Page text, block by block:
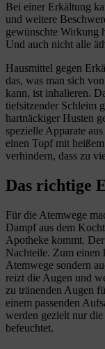
Bei einer Erkältung
und weitere
gewünschte Wirkung
Und auch nicht alle
Hausmittel gegen
das, was man sich
kann, ist inhalieren.
tiefsitzender Schleim
hartnäckiger Husten
spezielle Apparate
einen Topf mit
verhindern, dass zu
Das richtige
Für die Atemwege
Dampf aus dem
Apotheke kommt.
Nachteile. Zum
Atemwege sondern
reizt die Augen und
zu tränenden Augen
einem passenden
werden gezielt nur
befeuchtet.